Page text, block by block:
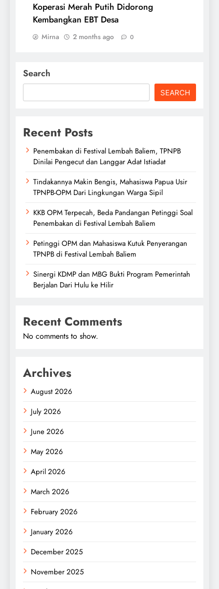
Koperasi Merah Putih Didorong
Kembangkan EBT Desa
Mirna 2 months ago 0
Search
SEARCH
Recent Posts
Penembakan di Festival Lembah Baliem, TPNPB
Dinilai Pengecut dan Langgar Adat Istiadat
Tindakannya Makin Bengis, Mahasiswa Papua Usir
TPNPB-OPM Dari Lingkungan Warga Sipil
KKB OPM Terpecah, Beda Pandangan Petinggi Soal
Penembakan di Festival Lembah Baliem
Petinggi OPM dan Mahasiswa Kutuk Penyerangan
TPNPB di Festival Lembah Baliem
Sinergi KDMP dan MBG Bukti Program Pemerintah
Berjalan Dari Hulu ke Hilir
Recent Comments
No comments to show.
Archives
August 2026
July 2026
June 2026
May 2026
April 2026
March 2026
February 2026
January 2026
December 2025
November 2025